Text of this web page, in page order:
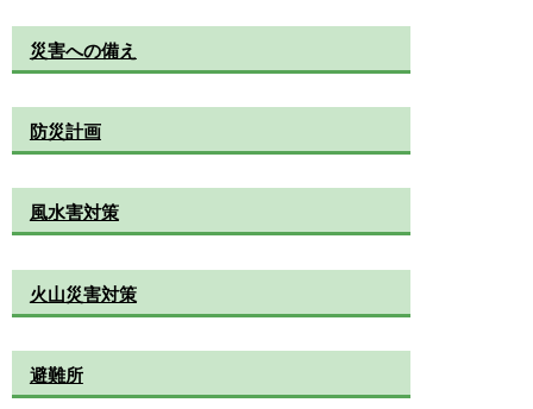
災害への備え
防災計画
風水害対策
火山災害対策
避難所